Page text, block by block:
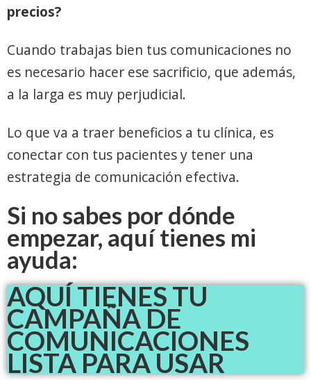
precios?
Cuando trabajas bien tus comunicaciones no
es necesario hacer ese sacrificio, que además,
a la larga es muy perjudicial.
Lo que va a traer beneficios a tu clínica, es
conectar con tus pacientes y tener una
estrategia de comunicación efectiva.
Si no sabes por dónde
empezar, aquí tienes mi
ayuda:
AQUÍ TIENES TU
CAMPAÑA DE
COMUNICACIONES
LISTA PARA USAR